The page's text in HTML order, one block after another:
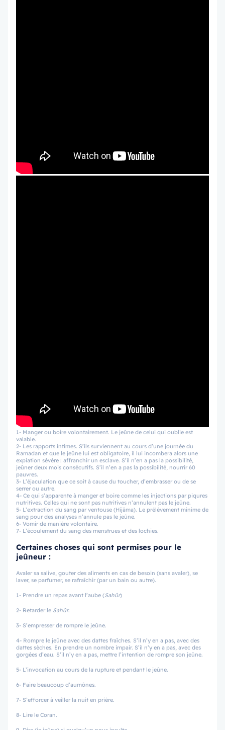
1- Manger ou boire volontairement. Le jeûne de celui qui oublie est
valable.
2- Les rapports intimes. S’ils surviennent au cours d’une journée du
Ramadan et que le jeûne lui est obligatoire, il lui incombera alors une
expiation sévère : affranchir un esclave. S’il n’en a pas la possibilité,
jeûner deux mois consécutifs. S’il n’en a pas la possibilité, nourrir 60
pauvres.
3- L’éjaculation que ce soit à cause du toucher, d’embrasser ou de se
serrer ou autre.
4- Ce qui s’apparente à manger et boire comme les injections par piqures
nutritives. Celles qui ne sont pas nutritives n’annulent pas le jeûne.
5- L’extraction du sang par ventouse (Hijâma). Le prélèvement minime de
sang pour des analyses n’annule pas le jeûne.
6- Vomir de manière volontaire.
7- L’écoulement du sang des menstrues et des lochies.
Certaines choses qui sont permises pour le
jeûneur :
Avaler sa salive, gouter des aliments en cas de besoin (sans avaler), se
laver, se parfumer, se rafraîchir (par un bain ou autre).
1- Prendre un repas avant l’aube (Sahûr)
2- Retarder le Sahûr.
3- S’empresser de rompre le jeûne.
4- Rompre le jeûne avec des dattes fraîches. S’il n’y en a pas, avec des
dattes sèches. En prendre un nombre impair. S’il n’y en a pas, avec des
gorgées d’eau. S’il n’y en a pas, mettre l’intention de rompre son jeûne.
5- L’invocation au cours de la rupture et pendant le jeûne.
6- Faire beaucoup d’aumônes.
7- S’efforcer à veiller la nuit en prière.
8- Lire le Coran.